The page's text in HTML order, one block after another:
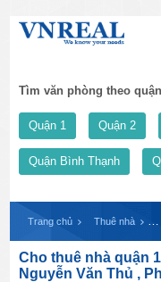
Tìm văn phòng theo quận
Quận 1 Quận 2
Quận Bình Thạnh
Trang chủ Thuê nhà
Cho thuê nhà quận
Nguyễn Văn Thủ ,